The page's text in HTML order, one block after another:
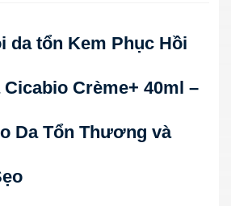
da tổn Kem Phục Hồi
Crème+ 40ml –
Da Tổn Thương và